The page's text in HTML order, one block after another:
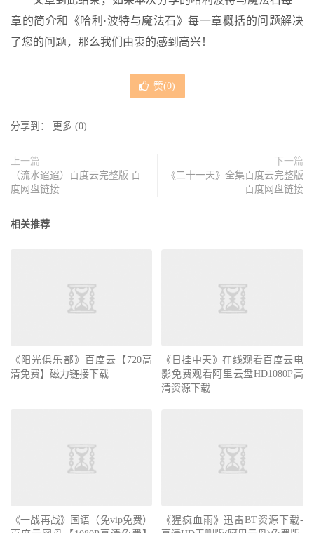
章的简介和《哈利·波特与魔法石》每一章概括的问题解决
了您的问题，那么我们由衷的感到高兴！
赞(0)
分享到： 更多 (0)
上一篇
（流水迢迢）百度云完整版 百
度网盘链接
下一篇
《二十一天》全集百度云完整版
百度网盘链接
相关推荐
《阳光俱乐部》百度云【720高
清免费】磁力链接下载
《日挂中天》在线观看百度云电
影免费观看阿里云盘HD1080P高
清资源下载
《一战再战》国语（免vip免费）
《猩疯血雨》迅雷BT资源下载-